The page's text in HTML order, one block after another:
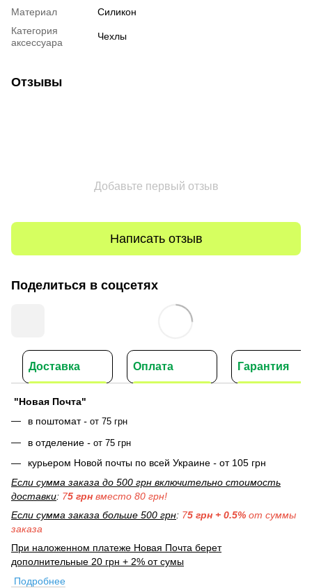
Материал
Силикон
Категория
аксессуара
Чехлы
Отзывы
Добавьте первый отзыв
Написать отзыв
Поделиться в соцсетях
Доставка Оплата Гарантия
"Новая Почта"
в поштомат- от 75 грн
в отделение - от 75 грн
курьером Новой почты по всей Украине - от 105 грн
Если сумма заказа до 500 грн включительно стоимость
доставки: 75 грн вместо 80 грн!
Если сумма заказа больше 500 грн: 75 грн + 0.5% от суммы
заказа
При наложенном платеже Новая Почта берет
дополнительные 20 грн + 2% от сумы
Подробнее